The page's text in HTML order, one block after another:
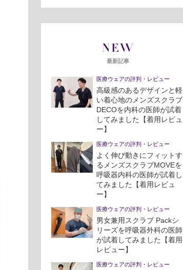
NEW
最新記事
医療ウェアの評判・レビュー
高級感のあるデザインと軽
い着心地のメンズスクラブ
DECOを内科の医師が試着
してみました【着用レビュ
ー】
医療ウェアの評判・レビュー
よく伸び動きにフィットす
るメンズスクラブMOVEを
呼吸器内科の医師が試着し
てみました【着用レビュ
ー】
医療ウェアの評判・レビュー
男女兼用スクラブ Packシ
リーズを呼吸器外科の医師
が試着してみました【着用
レビュー】
医療ウェアの評判・レビュー